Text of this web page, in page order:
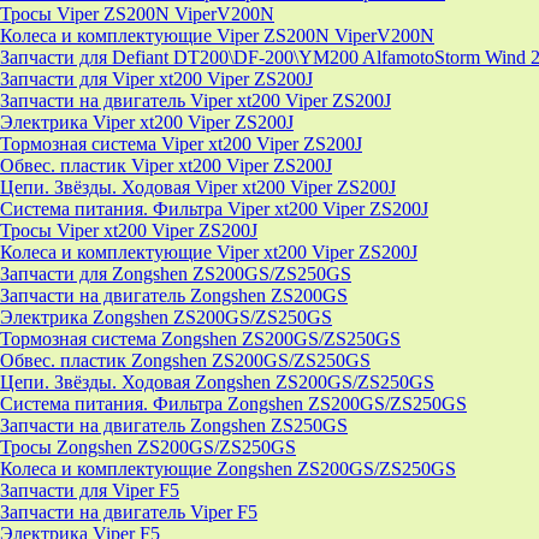
Тросы Viper ZS200N ViperV200N
Колеса и комплектующие Viper ZS200N ViperV200N
Запчасти для Defiant DT200\DF-200\YM200 AlfamotoStorm Wind
Запчасти для Viper xt200 Viper ZS200J
Запчасти на двигатель Viper xt200 Viper ZS200J
Электрика Viper xt200 Viper ZS200J
Тормозная система Viper xt200 Viper ZS200J
Обвес. пластик Viper xt200 Viper ZS200J
Цепи. Звёзды. Ходовая Viper xt200 Viper ZS200J
Система питания. Фильтра Viper xt200 Viper ZS200J
Тросы Viper xt200 Viper ZS200J
Колеса и комплектующие Viper xt200 Viper ZS200J
Запчасти для Zongshen ZS200GS/ZS250GS
Запчасти на двигатель Zongshen ZS200GS
Электрика Zongshen ZS200GS/ZS250GS
Тормозная система Zongshen ZS200GS/ZS250GS
Обвес. пластик Zongshen ZS200GS/ZS250GS
Цепи. Звёзды. Ходовая Zongshen ZS200GS/ZS250GS
Система питания. Фильтра Zongshen ZS200GS/ZS250GS
Запчасти на двигатель Zongshen ZS250GS
Тросы Zongshen ZS200GS/ZS250GS
Колеса и комплектующие Zongshen ZS200GS/ZS250GS
Запчасти для Viper F5
Запчасти на двигатель Viper F5
Электрика Viper F5